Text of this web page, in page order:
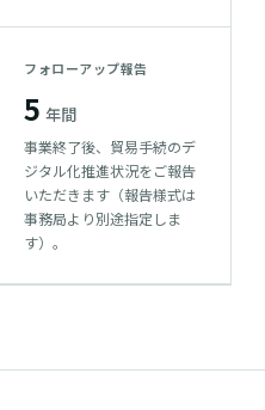
フォローアップ報告
5 年間
事業終了後、貿易手続のデ
ジタル化推進状況をご報告
いただきます（報告様式は
事務局より別途指定しま
す）。